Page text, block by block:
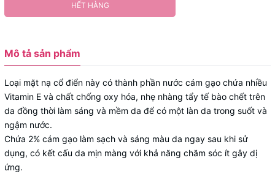
HẾT HÀNG
Mô tả sản phẩm
Loại mặt nạ cổ điển này có thành phần nước cám gạo chứa nhiều
Vitamin E và chất chống oxy hóa, nhẹ nhàng tẩy tế bào chết trên
da đồng thời làm sáng và mềm da để có một làn da trong suốt và
ngậm nước.
Chứa 2% cám gạo làm sạch và sáng màu da ngay sau khi sử
dụng, có kết cấu da mịn màng với khả năng chăm sóc ít gây dị
ứng.